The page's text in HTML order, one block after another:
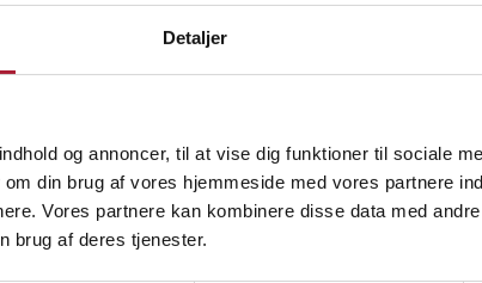
Detaljer
og annoncer, til at vise dig funktioner til sociale
din brug af vores hjemmeside med vores partnere
Vores partnere kan kombinere disse data med
brug af deres tjenester.
ved levering. Reklamationsperioden forlænges ikke
er modtaget. Alle omkostninger ved håndhævelse heraf
Vi påtager os intet ansvar for forsinkelser som følge af